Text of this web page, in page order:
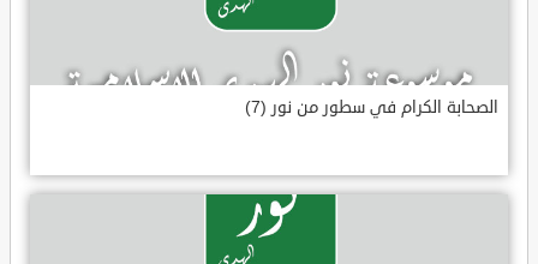
الصحابة الكرام في سطور من نور (7)